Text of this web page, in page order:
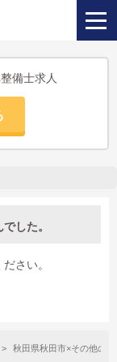
備士求人
した。
さい。
秋田県秋田市×その他の